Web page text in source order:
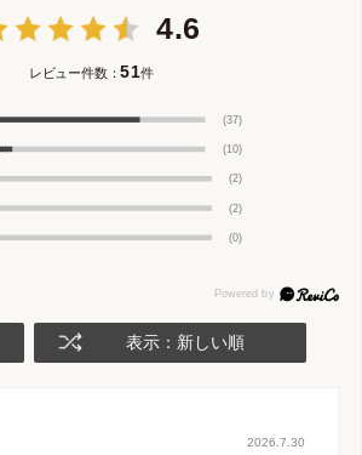
4.6
レビュー件数：51件
(37)
(10)
(2)
(2)
(0)
表示：新しい順
2026.7.30